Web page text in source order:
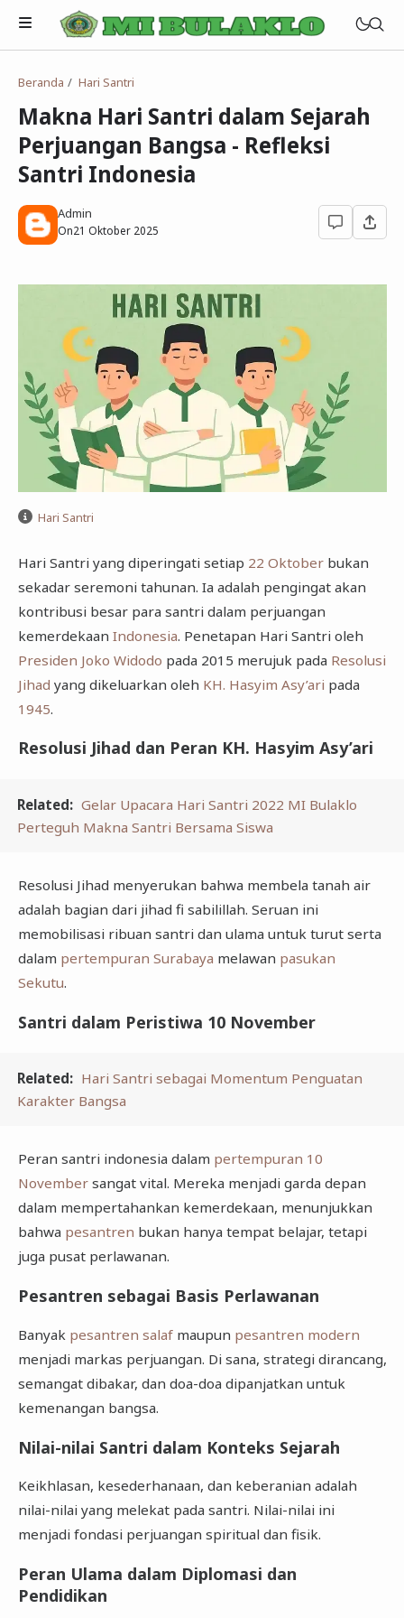
Visi MI Bulaklo
Misi MI Bulaklo
Sejarah MI Bulaklo
Semua Artikel
RDM
Simpatika
E-Learning
Beranda Hari Santri
Makna Hari Santri dalam Sejarah
Perjuangan Bangsa - Refleksi
Santri Indonesia
Admin
On21 Oktober 2025
Hari Santri
Hari Santri yang diperingati setiap 22 Oktoberbukan
sekadar seremoni tahunan. Ia adalah pengingat akan
kontribusi besar para santri dalam perjuangan
kemerdekaan Indonesia. Penetapan Hari Santri oleh
Presiden Joko Widodo pada 2015 merujuk pada Resolusi
Jihad yang dikeluarkan oleh KH. Hasyim Asy’ari pada
1945.
Resolusi Jihad dan Peran KH. Hasyim Asy’ari
Related: Gelar Upacara Hari Santri 2022 MI Bulaklo
Perteguh Makna Santri Bersama Siswa
Resolusi Jihad menyerukan bahwa membela tanah air
adalah bagian dari jihad fi sabilillah. Seruan ini
memobilisasi ribuan santri dan ulama untuk turut serta
dalam pertempuran Surabaya melawan pasukan
Sekutu.
Santri dalam Peristiwa 10 November
Related: Hari Santri sebagai Momentum Penguatan
Karakter Bangsa
Peran santri indonesia dalam pertempuran 10
Novembersangat vital. Mereka menjadi garda depan
dalam mempertahankan kemerdekaan, menunjukkan
bahwa pesantren bukan hanya tempat belajar, tetapi
juga pusat perlawanan.
Pesantren sebagai Basis Perlawanan
Banyak pesantren salafmaupun pesantren modern
menjadi markas perjuangan. Di sana, strategi dirancang,
semangat dibakar, dan doa-doa dipanjatkan untuk
kemenangan bangsa.
Nilai-nilai Santri dalam Konteks Sejarah
Keikhlasan, kesederhanaan, dan keberanian adalah
nilai-nilai yang melekat pada santri. Nilai-nilai ini
menjadi fondasi perjuangan spiritual dan fisik.
Peran Ulama dalam Diplomasi dan
Pendidikan